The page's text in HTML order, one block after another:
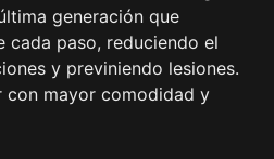
generación que
cada paso, reduciendo el
y previniendo lesiones.
con mayor comodidad y